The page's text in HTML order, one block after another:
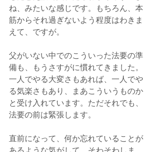
ね、みたいな感じです。もちろん、本
筋からそれ過ぎないよう程度はわきま
えて、ですが。
父がいない中でのこういった法要の準
備も、もうさすがに慣れてきました。
一人でやる大変さもあれば、一人でや
る気楽さもあり、まあこういうものか
と受け入れています。ただそれでも、
法要の前は緊張します。
直前になって、何か忘れていることが